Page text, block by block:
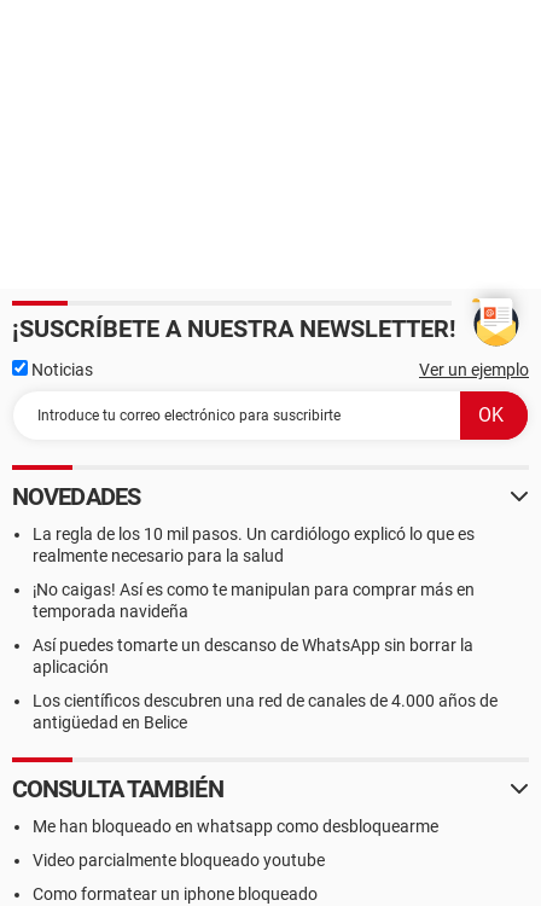
¡SUSCRÍBETE A NUESTRA NEWSLETTER!
Noticias Ver un ejemplo
NOVEDADES
La regla de los 10 mil pasos. Un cardiólogo explicó lo que es
realmente necesario para la salud
¡No caigas! Así es como te manipulan para comprar más en
temporada navideña
Así puedes tomarte un descanso de WhatsApp sin borrar la
aplicación
Los científicos descubren una red de canales de 4.000 años de
antigüedad en Belice
CONSULTA TAMBIÉN
Me han bloqueado en whatsapp como desbloquearme
Video parcialmente bloqueado youtube
Como formatear un iphone bloqueado